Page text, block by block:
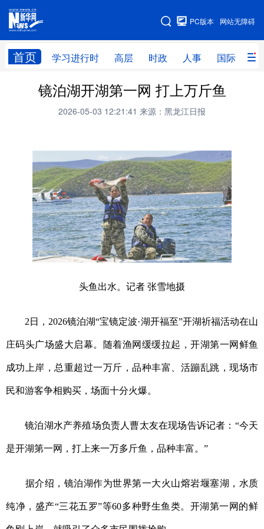
网站无障碍
PC版本
首页 学习进行时 高层 时政 人事 国际 财
网站地图
学习进行时 高层 时政 人事
财经 网评
科技 科普 体育 文化
健康 军事 访谈 视频
图片 中央文件 金融 汽车
食品 人居 信息化 乡村振兴
溯源中国 城市 旅游 能源
彩票 娱乐
亚太网 上市公司
地方频道
辽宁 吉林 上海 江苏
山东 河南 湖北 湖南
广东 广西 海南 重庆
镜泊湖开湖第一网 打上万斤鱼
2026-05-03 12:21:41 来源：黑龙江日报
头鱼出水。记者 张雪地摄
2日，2026镜泊湖“宝镜定波·湖开福至”开湖祈福活动在山
庄码头广场盛大启幕。随着渔网缓缓拉起，开湖第一网鲜鱼
成功上岸，总重超过一万斤，品种丰富、活蹦乱跳，现场市
民和游客争相购买，场面十分火爆。
镜泊湖水产养殖场负责人曹太友在现场告诉记者：“今天
是开湖第一网，打上来一万多斤鱼，品种丰富。”
据介绍，镜泊湖作为世界第一大火山熔岩堰塞湖，水质
纯净，盛产“三花五罗”等60多种野生鱼类。开湖第一网的鲜